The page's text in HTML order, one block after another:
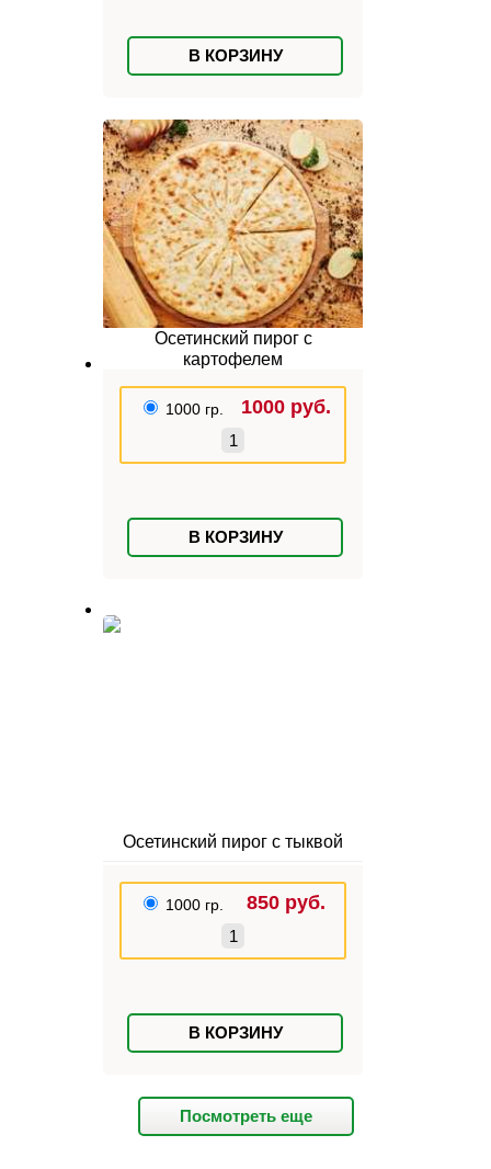
В КОРЗИНУ
Осетинский пирог с
картофелем
1000 гр. 1000 руб.
В КОРЗИНУ
Осетинский пирог с тыквой
1000 гр. 850 руб.
В КОРЗИНУ
Посмотреть еще